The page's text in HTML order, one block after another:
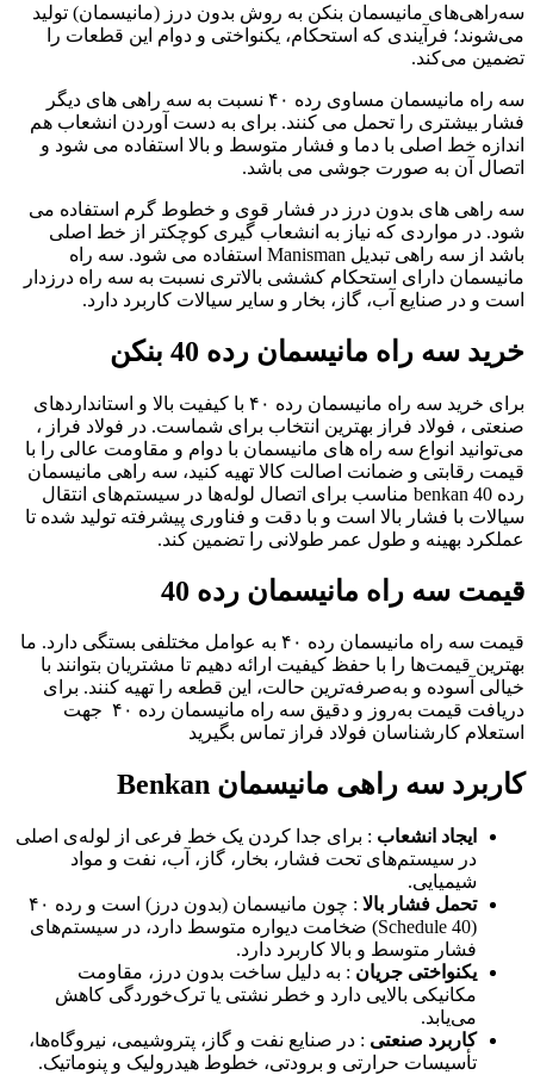
سه‌راهی‌های مانیسمان بنکن به روش بدون درز (مانیسمان) تولید
می‌شوند؛ فرآیندی که استحکام، یکنواختی و دوام این قطعات را
تضمین می‌کند.
سه راه مانیسمان مساوی رده ۴۰ نسبت به سه راهی های دیگر
فشار بیشتری را تحمل می کنند. برای به دست آوردن انشعاب هم
اندازه خط اصلی با دما و فشار متوسط و بالا استفاده می شود و
اتصال آن به صورت جوشی می باشد.
سه راهی های بدون درز در فشار قوی و خطوط گرم استفاده می
شود. در مواردی که نیاز به انشعاب گیری کوچکتر از خط اصلی
باشد از سه راهی تبدیل Manisman استفاده می شود. سه راه
مانیسمان دارای استحکام کششی بالاتری نسبت به سه راه درزدار
است و در صنایع آب، گاز، بخار و سایر سیالات کاربرد دارد.
خرید سه راه مانیسمان رده 40 بنکن
برای خرید سه راه مانیسمان رده ۴۰ با کیفیت بالا و استانداردهای
صنعتی ، فولاد فراز بهترین انتخاب برای شماست. در فولاد فراز ،
می‌توانید انواع سه راه های مانیسمان با دوام و مقاومت عالی را با
قیمت رقابتی و ضمانت اصالت کالا تهیه کنید، سه راهی مانیسمان
رده 40 benkan مناسب برای اتصال لوله‌ها در سیستم‌های انتقال
سیالات با فشار بالا است و با دقت و فناوری پیشرفته تولید شده تا
عملکرد بهینه و طول عمر طولانی را تضمین کند.
قیمت سه راه مانیسمان رده 40
قیمت سه راه مانیسمان رده ۴۰ به عوامل مختلفی بستگی دارد. ما
بهترین قیمت‌ها را با حفظ کیفیت ارائه دهیم تا مشتریان بتوانند با
خیالی آسوده و به‌صرفه‌ترین حالت، این قطعه را تهیه کنند. برای
دریافت قیمت به‌روز و دقیق سه راه مانیسمان رده ۴۰ جهت
استعلام کارشناسان فولاد فراز تماس بگیرید
کاربرد سه راهی مانیسمان Benkan
ایجاد انشعاب : برای جدا کردن یک خط فرعی از لوله‌ی اصلی
در سیستم‌های تحت فشار، بخار، گاز، آب، نفت و مواد
شیمیایی.
تحمل فشار بالا
: چون مانیسمان (بدون درز) است و رده ۴۰
(Schedule 40) ضخامت دیواره متوسط دارد، در سیستم‌های
فشار متوسط و بالا کاربرد دارد.
یکنواختی جریان : به دلیل ساخت بدون درز، مقاومت
مکانیکی بالایی دارد و خطر نشتی یا ترک‌خوردگی کاهش
می‌یابد.
کاربرد صنعتی : در صنایع نفت و گاز، پتروشیمی، نیروگاه‌ها،
تأسیسات حرارتی و برودتی، خطوط هیدرولیک و پنوماتیک.